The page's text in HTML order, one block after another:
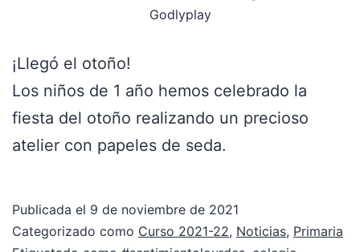
Godlyplay
¡Llegó el otoño!
Los niños de 1 año hemos celebrado la
fiesta del otoño realizando un precioso
atelier con papeles de seda.
Publicada el 9 de noviembre de 2021
Categorizado como Curso 2021-22, Noticias, Primaria